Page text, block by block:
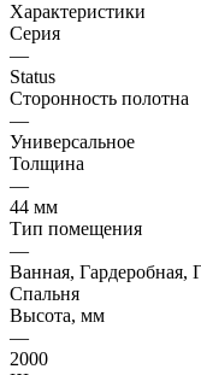
Характеристики
Серия
—
Status
Сторонность полотна
—
Универсальное
Толщина
—
44 мм
Тип помещения
—
Ванная, Гардеробная,
Спальня
Высота, мм
—
2000